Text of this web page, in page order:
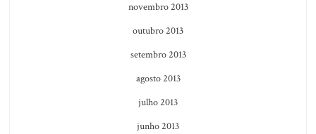
novembro 2013
outubro 2013
setembro 2013
agosto 2013
julho 2013
junho 2013